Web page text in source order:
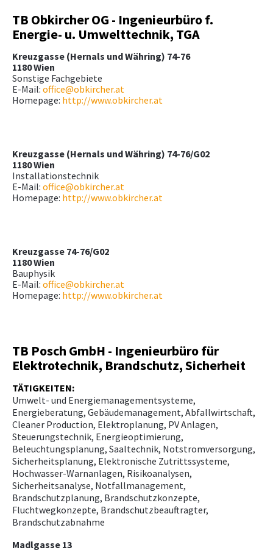
TB Obkircher OG - Ingenieurbüro f.
Energie- u. Umwelttechnik, TGA
Kreuzgasse (Hernals und Währing) 74-76
1180 Wien
Sonstige Fachgebiete
E-Mail: office@obkircher.at
Homepage: http://www.obkircher.at
Kreuzgasse (Hernals und Währing) 74-76/G02
1180 Wien
Installationstechnik
E-Mail: office@obkircher.at
Homepage: http://www.obkircher.at
Kreuzgasse 74-76/G02
1180 Wien
Bauphysik
E-Mail: office@obkircher.at
Homepage: http://www.obkircher.at
TB Posch GmbH - Ingenieurbüro für
Elektrotechnik, Brandschutz, Sicherheit
TÄTIGKEITEN:
Umwelt- und Energiemanagementsysteme,
Energieberatung, Gebäudemanagement, Abfallwirtschaft,
Cleaner Production, Elektroplanung, PV Anlagen,
Steuerungstechnik, Energieoptimierung,
Beleuchtungsplanung, Saaltechnik, Notstromversorgung,
Sicherheitsplanung, Elektronische Zutrittssysteme,
Hochwasser-Warnanlagen, Risikoanalysen,
Sicherheitsanalyse, Notfallmanagement,
Brandschutzplanung, Brandschutzkonzepte,
Fluchtwegkonzepte, Brandschutzbeauftragter,
Brandschutzabnahme
Madlgasse 13